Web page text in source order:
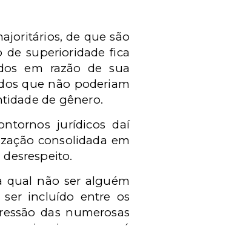
de que são
de superioridade fica
em razão de sua
que não poderiam
de gênero.
jurídicos daí
consolidada em
qual não ser alguém
incluído entre os
das numerosas